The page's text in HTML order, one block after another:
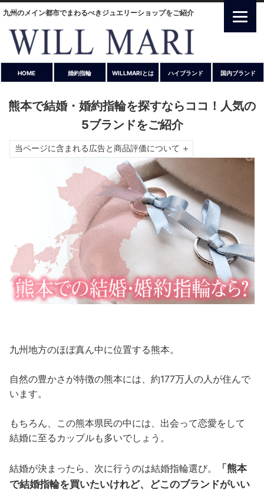
九州のメイン都市でまわるべきジュエリーショップをご紹介
HOME 婚約指輪 WILLMARIとは ハイブランド 国内ブランド
熊本で結婚・婚約指輪を探すならココ！人気の
5ブランドをご紹介
当ページに含まれる広告と商品評価について
九州地方のほぼ真ん中に位置する熊本。
自然の豊かさが特徴の熊本には、約177万人の人が住んで
います。
もちろん、この熊本県民の中には、出会って恋愛をして
結婚に至るカップルも多いでしょう。
結婚が決まったら、次に行うのは結婚指輪選び。
「熊本
で結婚指輪を買いたいけれど、どこのブランドがいい